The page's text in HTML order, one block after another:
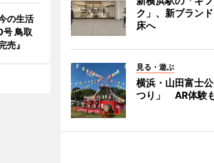
ク」、新ブラン
床へ
見る・遊ぶ
横浜・山田富士
つり」 AR体験
の生活
鳥取
』